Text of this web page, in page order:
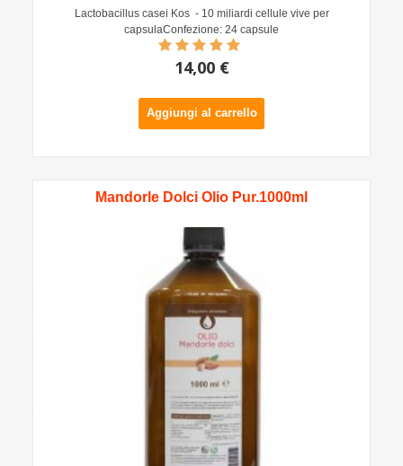
Lactobacillus casei Kos - 10 miliardi cellule vive per
capsulaConfezione: 24 capsule
14,00 €
Aggiungi al carrello
Mandorle Dolci Olio Pur.1000ml